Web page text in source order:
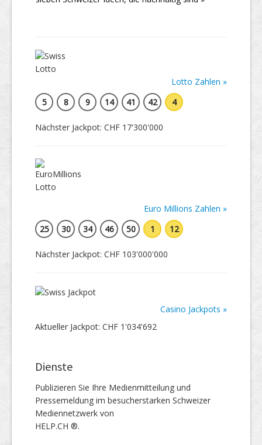
Lotto Zahlen »
5
8 9 14 41 42 4
Nächster Jackpot: CHF 17'300'000
Euro Millions Zahlen »
25
30 34 46 50 1 12
Nächster Jackpot: CHF 103'000'000
Casino Jackpots »
Aktueller Jackpot: CHF 1'034'692
Dienste
Publizieren Sie Ihre Medienmitteilung und
Pressemeldung im besucherstarken Schweizer
Mediennetzwerk von
HELP.CH ®.